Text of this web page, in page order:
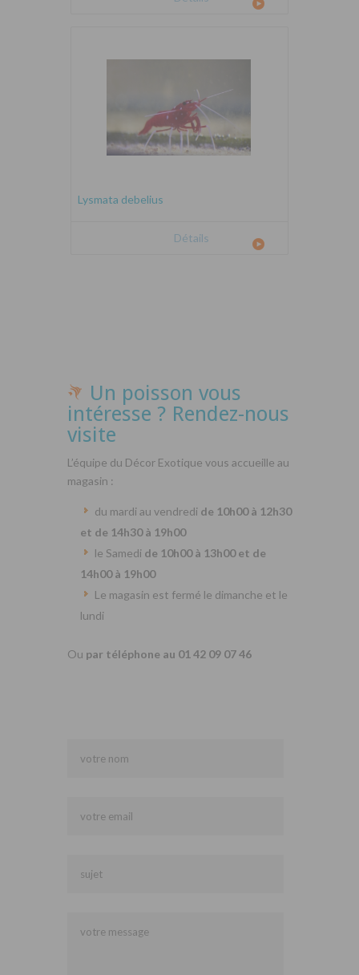
Lysmata debelius
Détails
Un poisson vous
intéresse ? Rendez-nous
visite
L’équipe du Décor Exotique vous accueille au
magasin :
du mardi au vendredi de 10h00 à 12h30
et de 14h30 à 19h00
le Samedi de 10h00 à 13h00 et de
14h00 à 19h00
Le magasin est fermé le dimanche et le
lundi
Ou par téléphone au 01 42 09 07 46